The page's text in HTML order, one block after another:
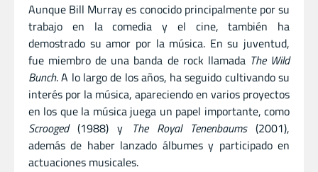
Aunque Bill Murray es conocido principalmente por su
trabajo en la comedia y el cine, también ha
demostrado su amor por la música. En su juventud,
fue miembro de una banda de rock llamada The Wild
Bunch. A lo largo de los años, ha seguido cultivando su
interés por la música, apareciendo en varios proyectos
en los que la música juega un papel importante, como
Scrooged(1988) y The Royal Tenenbaums(2001),
además de haber lanzado álbumes y participado en
actuaciones musicales.